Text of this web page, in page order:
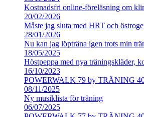
Kostnadsfri online-föreläsning om
20/02/2026
Måste jag sluta med HRT och
28/01/2026
Nu kan jag löpträna igen trots min
18/05/2025
Höstpeppa med nya träningskläder,
16/10/2023
POWERWALK 79 by TRÄNING
08/11/2025
Ny musiklista för träning
06/07/2025